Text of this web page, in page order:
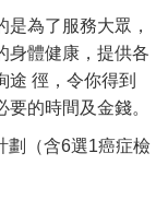
為了服務大眾，
身體健康，提供各
途 徑，令你得到
的時間及金錢。
劃（含6選1癌症檢